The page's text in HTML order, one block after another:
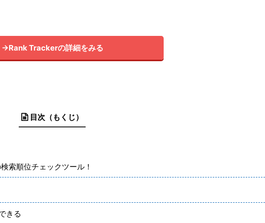
→Rank Trackerの詳細をみる
目次（もくじ）
索順位チェックツール！
きる